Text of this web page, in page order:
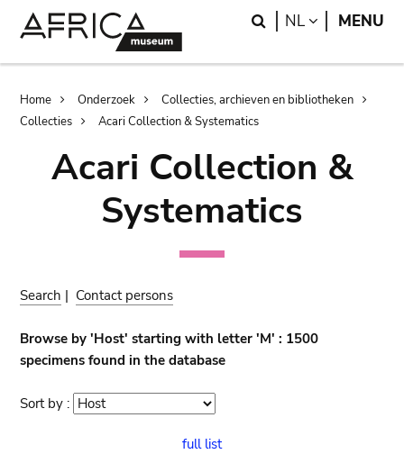
Search
NL LANGUAGE
MENU
Breadcrumb
Home Onderzoek
Collecties, archieven en bibliotheken
Collecties
Acari Collection & Systematics
Acari Collection &
Systematics
Search | Contact persons
Browse by 'Host' starting with letter 'M' : 1500
specimens found in the database
Sort by : Sort
full list